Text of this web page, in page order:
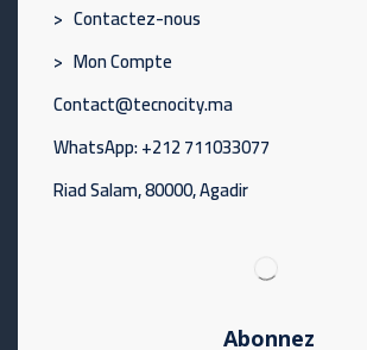
> Contactez-nous
> Mon Compte
Contact@tecnocity.ma
WhatsApp: +212 711033077
Riad Salam, 80000, Agadir
Abonnez